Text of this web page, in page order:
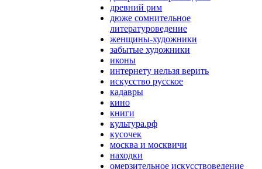
древний рим
дюже сомнительное
литературоведение
женщины-художники
забытые художники
иконы
интернету нельзя верить
искусство русское
кадавры
кино
книги
культура.рф
кусочек
москва и москвичи
находки
омерзительное искусствоведение